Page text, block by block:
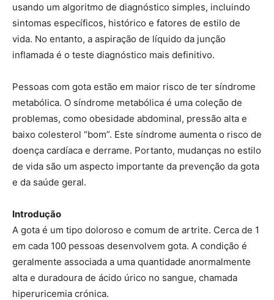
usando um algoritmo de diagnóstico simples, incluindo
sintomas específicos, histórico e fatores de estilo de
vida. No entanto, a aspiração de líquido da junção
inflamada é o teste diagnóstico mais definitivo.
Pessoas com gota estão em maior risco de ter síndrome
metabólica. O síndrome metabólica é uma coleção de
problemas, como obesidade abdominal, pressão alta e
baixo colesterol “bom”. Este síndrome aumenta o risco de
doença cardíaca e derrame. Portanto, mudanças no estilo
de vida são um aspecto importante da prevenção da gota
e da saúde geral.
Introdução
A gota é um tipo doloroso e comum de artrite. Cerca de 1
em cada 100 pessoas desenvolvem gota. A condição é
geralmente associada a uma quantidade anormalmente
alta e duradoura de ácido úrico no sangue, chamada
hiperuricemia crónica.